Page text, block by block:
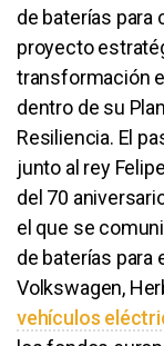
de baterías
proyecto
transformación
dentro de su
Resiliencia. El
junto al rey
del 70
el que se
de baterías para
Volkswagen,
vehículos